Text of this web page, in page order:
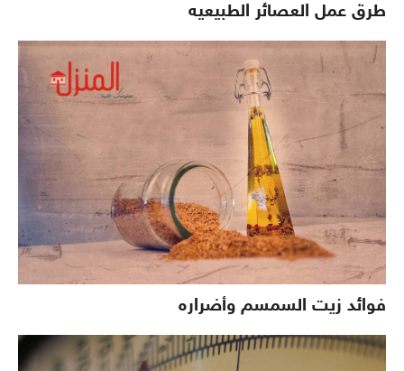
طرق عمل العصائر الطبيعيه
فوائد زيت السمسم وأضراره